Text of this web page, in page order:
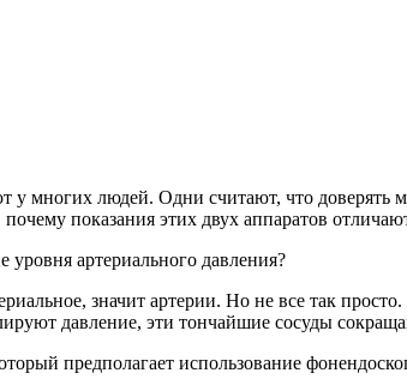
у многих людей. Одни считают, что
показания этих двух аппаратов
уровня артериального давления?
значит артерии. Но не все так
давление, эти тончайшие сосуды
предполагает использование